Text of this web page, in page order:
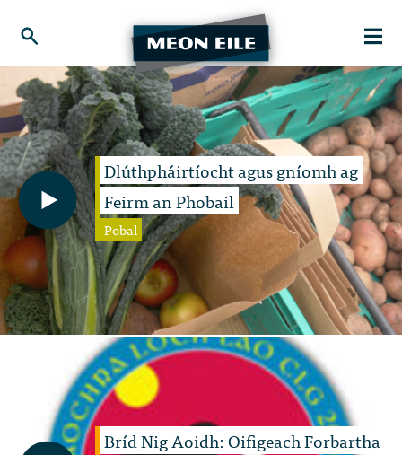
Dlúthpháirtíocht agus gníomh ag
Feirm an Phobail
Pobal
Bríd Nig Aoidh: Oifigeach Forbartha